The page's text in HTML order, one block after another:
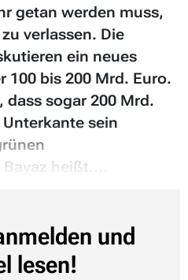
getan werden muss,
verlassen. Die
ein neues
100 bis 200 Mrd. Euro.
sogar 200 Mrd.
sein
heißt....
und
lesen!